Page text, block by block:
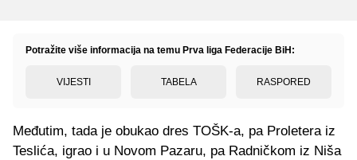
Potražite više informacija na temu Prva liga Federacije BiH:
VIJESTI TABELA RASPORED
Međutim, tada je obukao dres TOŠK-a, pa Proletera iz
Teslića, igrao i u Novom Pazaru, pa Radničkom iz Niša